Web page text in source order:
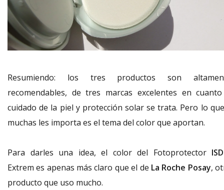
Resumiendo: los tres productos son
recomendables, de tres marcas excelentes en
cuidado de la piel y protección solar se trata. Pero lo
muchas les importa es el tema del color que aportan.
Para darles una idea, el color del Fotoprotector
Extrem es apenas más claro que el de La Roche Posay,
producto que uso mucho.